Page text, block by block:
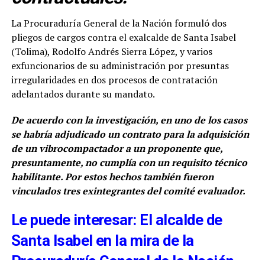
La Procuraduría General de la Nación formuló dos
pliegos de cargos contra el exalcalde de Santa Isabel
(Tolima), Rodolfo Andrés Sierra López, y varios
exfuncionarios de su administración por presuntas
irregularidades en dos procesos de contratación
adelantados durante su mandato.
De acuerdo con la investigación, en uno de los casos
se habría adjudicado un contrato para la adquisición
de un vibrocompactador a un proponente que,
presuntamente, no cumplía con un requisito técnico
habilitante. Por estos hechos también fueron
vinculados tres exintegrantes del comité evaluador.
Le puede interesar: El alcalde de
Santa Isabel en la mira de la